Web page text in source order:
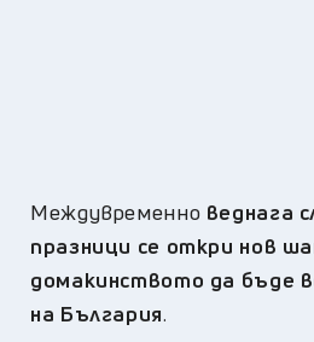
Междувременно веднага
празници се откри нов
домакинството да бъде
на България.